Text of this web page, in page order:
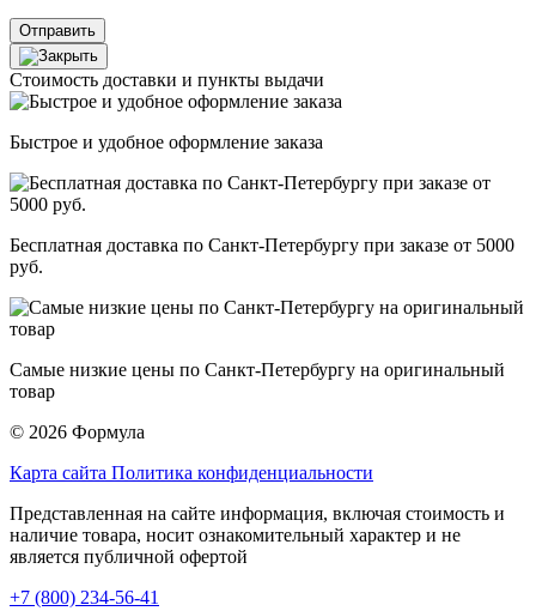
Отправить
Стоимость доставки и пункты выдачи
Быстрое и удобное оформление заказа
Бесплатная доставка по Санкт-Петербургу при заказе от 5000
руб.
Самые низкие цены по Санкт-Петербургу на оригинальный
товар
© 2026 Формула
Карта сайта Политика конфиденциальности
Представленная на сайте информация, включая стоимость и
наличие товара, носит ознакомительный характер и не
является публичной офертой
+7 (800) 234-56-41